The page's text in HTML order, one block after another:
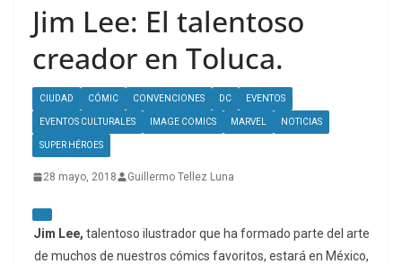
Jim Lee: El talentoso
creador en Toluca.
CIUDAD CÓMIC CONVENCIONES DC EVENTOS
EVENTOS CULTURALES IMAGE COMICS MARVEL NOTICIAS
SUPER HÉROES
28 mayo, 2018 Guillermo Tellez Luna
Jim Lee, talentoso ilustrador que ha formado parte del arte
de muchos de nuestros cómics favoritos, estará en México,